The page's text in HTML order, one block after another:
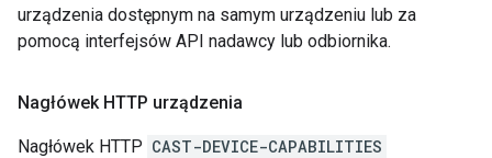
urządzenia dostępnym na samym urządzeniu lub za
pomocą interfejsów API nadawcy lub odbiornika.
Nagłówek HTTP urządzenia
Nagłówek HTTP CAST-DEVICE-CAPABILITIES